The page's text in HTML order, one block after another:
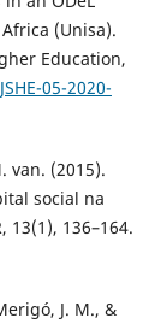
(Unisa).
Education,
05-2020-
van. (2015).
social na
13(1), 136–164.
J. M., &